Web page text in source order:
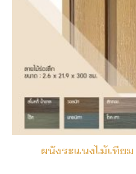
ผนังระแนงไม้เทีย